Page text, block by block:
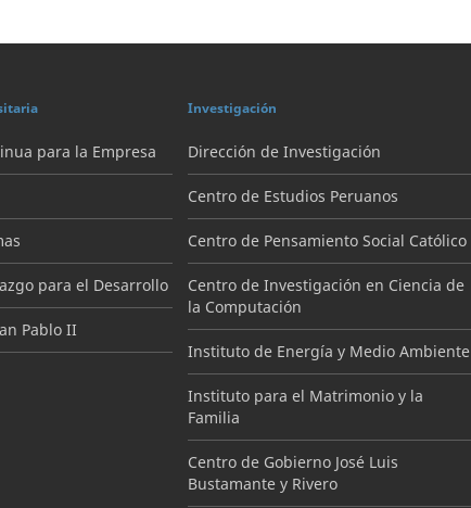
para la Empresa
para el Desarrollo
Pablo II
Investigación
Dirección de Investigación
Centro de Estudios Peruanos
Centro de Pensamiento Social Católico
Centro de Investigación en Ciencia de
la Computación
Instituto de Energía y Medio Ambiente
Instituto para el Matrimonio y la
Familia
Centro de Gobierno José Luis
Bustamante y Rivero